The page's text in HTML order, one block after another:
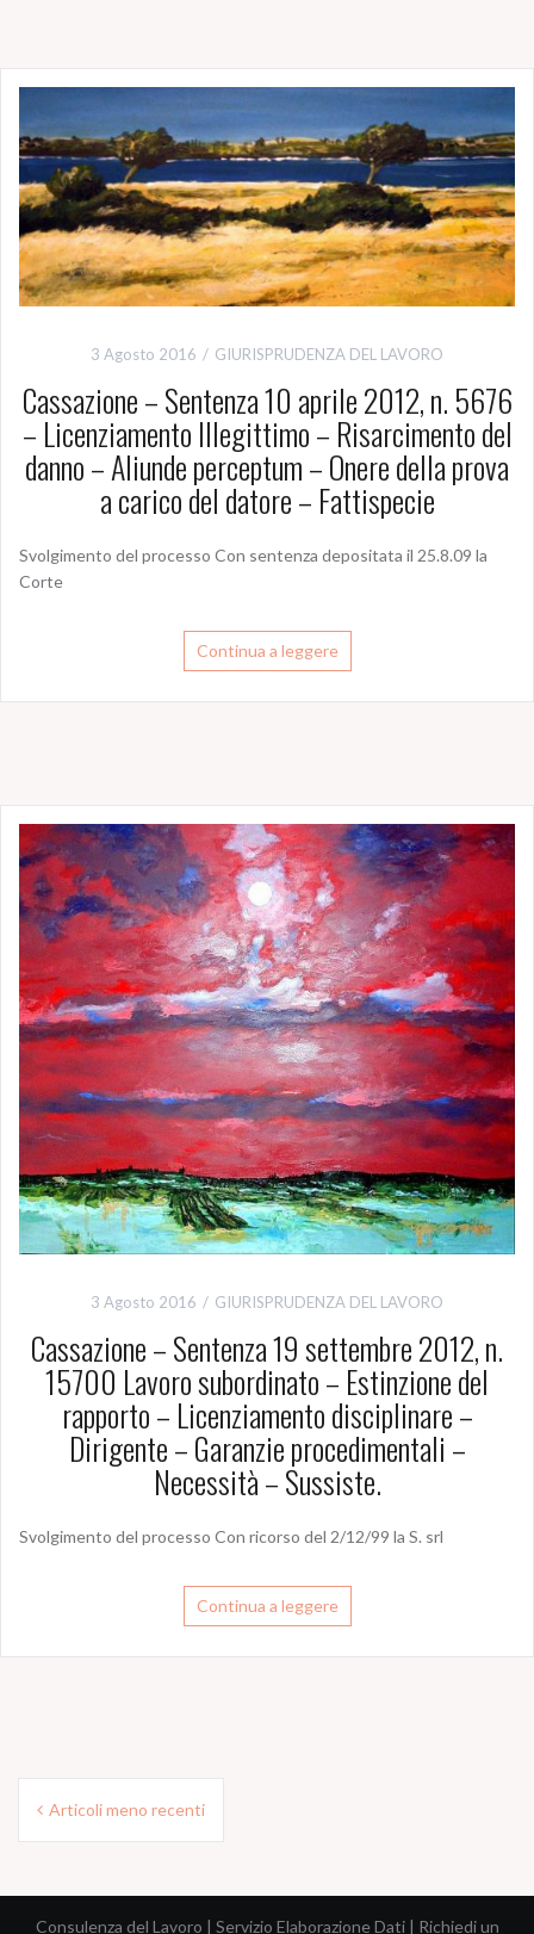
3 Agosto 2016 GIURISPRUDENZA DEL LAVORO
Cassazione – Sentenza 10 aprile 2012, n. 5676
– Licenziamento Illegittimo – Risarcimento del
danno – Aliunde perceptum – Onere della prova
a carico del datore – Fattispecie
Svolgimento del processo Con sentenza depositata il 25.8.09 la
Corte
Continua a leggere
3 Agosto 2016 GIURISPRUDENZA DEL LAVORO
Cassazione – Sentenza 19 settembre 2012, n.
15700 Lavoro subordinato – Estinzione del
rapporto – Licenziamento disciplinare –
Dirigente – Garanzie procedimentali –
Necessità – Sussiste.
Svolgimento del processo Con ricorso del 2/12/99 la S. srl
Continua a leggere
v
Articoli meno recenti
Consulenza del Lavoro | Servizio Elaborazione Dati| Richiedi un